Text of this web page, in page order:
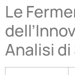
Le
Analisi